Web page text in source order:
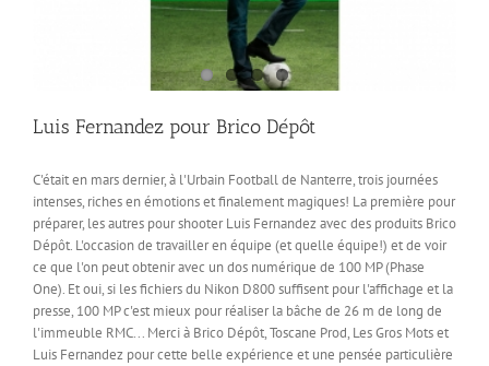
Luis Fernandez pour Brico Dépôt
C'était en mars dernier, à l'Urbain Football de Nanterre, trois journées
intenses, riches en émotions et finalement magiques! La première pour
préparer, les autres pour shooter Luis Fernandez avec des produits Brico
Dépôt. L'occasion de travailler en équipe (et quelle équipe!) et de voir
ce que l'on peut obtenir avec un dos numérique de 100 MP (Phase
One). Et oui, si les fichiers du Nikon D800 suffisent pour l'affichage et la
presse, 100 MP c'est mieux pour réaliser la bâche de 26 m de long de
l'immeuble RMC... Merci à Brico Dépôt, Toscane Prod, Les Gros Mots et
Luis Fernandez pour cette belle expérience et une pensée particulière